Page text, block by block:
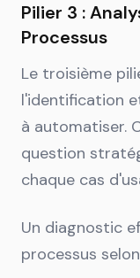
Pilier 3 :
Processus
Le troisième
l'identification
à automatiser.
question
chaque cas
Un diagnostic
processus